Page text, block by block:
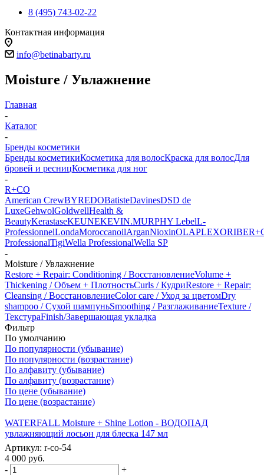
8 (495) 743-02-22
Контактная информация
info@betinabarty.ru
Moisture / Увлажнение
Главная
-
Каталог
-
Бренды косметики
Бренды косметикиКосметика для волосКраска для волосДля
бровей и ресницКосметика для ног
-
R+CO
American CrewBYREDOBatisteDavinesDSD de
LuxeGehwolGoldwellHealth &
BeautyKerastaseKEUNEKEVIN.MURPHY LebelL-
ProfessionnelLondaMoroccanoilArganNiохinOLAPLEXORIBE
ProfessionalTigiWella ProfessionalWella SP
-
Moisture / Увлажнение
Restore + Repair: Conditioning / ВосстановлениеVolume +
Thickening / Объем + ПлотностьCurls / КудриRestore + Repair:
Cleansing / ВосстановлениеColor care / Уход за цветомDry
shampoo / Сухой шампуньSmoothing / РазглаживаниеTexture /
ТекстураFinish/Завершающая укладка
Фильтр
По умолчанию
По популярности (убывание)
По популярности (возрастание)
По алфавиту (убывание)
По алфавиту (возрастание)
По цене (убывание)
По цене (возрастание)
WATERFALL Moisture + Shine Lotion - ВОДОПАД
увлажняющий лосьон для блеска 147 мл
Артикул: r-co-54
4 000 руб.
-
+